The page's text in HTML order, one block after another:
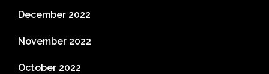
December 2022
November 2022
October 2022